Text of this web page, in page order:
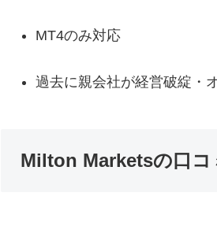
MT4のみ対応
過去に親会社が経営破綻・
Milton Marketsの口コ